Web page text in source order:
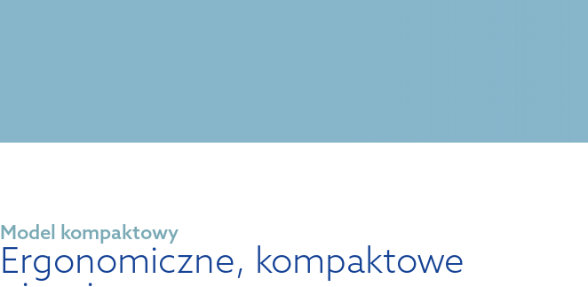
Model kompaktowy
Ergonomiczne, kompaktowe